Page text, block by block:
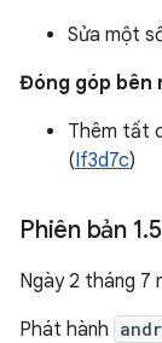
Sửa một
Đóng góp bên
Thêm tất
(If3d7c)
Phiên bản 1.5
Ngày 2 tháng 7
Phát hành